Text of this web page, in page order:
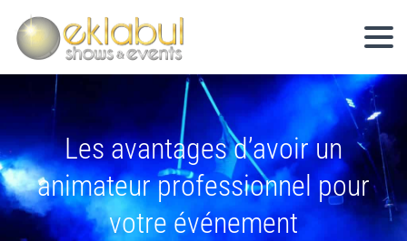
Les avantages d’avoir un
animateur professionnel pour
votre événement